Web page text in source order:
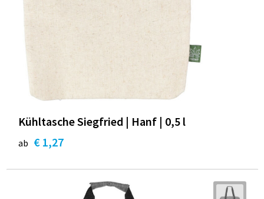
Kühltasche Siegfried | Hanf | 0,5 l
ab € 1,27